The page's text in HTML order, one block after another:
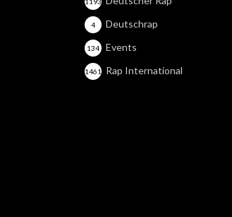
Deutschrap
4
Events
134
Rap International
1461